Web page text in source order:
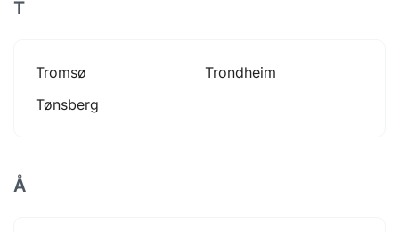
T
Tromsø
Trondheim
Tønsberg
Å